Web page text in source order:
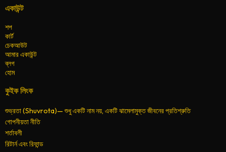
একাউন্ট
শপ
কার্ট
চেকআউট
আমার একাউন্ট
ব্লগ
হোম
কুইক লিংক
শুভ্রতা (Shuvrota)— শুধু একটি নাম নয়, একটি ঝামেলামুক্ত জীবনের প্রতিশ্রুতি
গোপনীয়তা নীতি
শর্তাবলী
রিটার্ন এবং রিফান্ড